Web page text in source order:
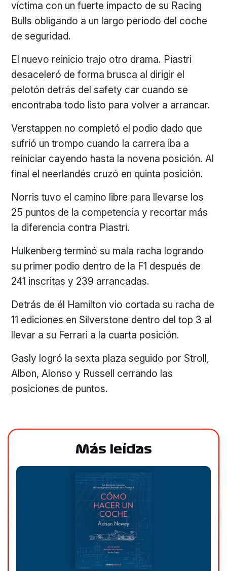
víctima con un fuerte impacto de su Racing
Bulls obligando a un largo periodo del coche
de seguridad.
El nuevo reinicio trajo otro drama. Piastri
desaceleró de forma brusca al dirigir el
pelotón detrás del safety car cuando se
encontraba todo listo para volver a arrancar.
Verstappen no completó el podio dado que
sufrió un trompo cuando la carrera iba a
reiniciar cayendo hasta la novena posición. Al
final el neerlandés cruzó en quinta posición.
Norris tuvo el camino libre para llevarse los
25 puntos de la competencia y recortar más
la diferencia contra Piastri.
Hulkenberg terminó su mala racha logrando
su primer podio dentro de la F1 después de
241 inscritas y 239 arrancadas.
Detrás de él Hamilton vio cortada su racha de
11 ediciones en Silverstone dentro del top 3 al
llevar a su Ferrari a la cuarta posición.
Gasly logró la sexta plaza seguido por Stroll,
Albon, Alonso y Russell cerrando las
posiciones de puntos.
Más leídas